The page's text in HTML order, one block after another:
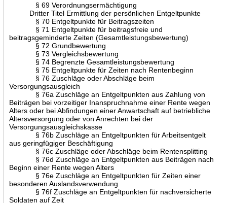
§ 69 Verordnungsermächtigung
Dritter Titel Ermittlung der persönlichen Entgeltpunkte
§ 70 Entgeltpunkte für Beitragszeiten
§ 71 Entgeltpunkte für beitragsfreie und
beitragsgeminderte Zeiten (Gesamtleistungsbewertung)
§ 72 Grundbewertung
§ 73 Vergleichsbewertung
§ 74 Begrenzte Gesamtleistungsbewertung
§ 75 Entgeltpunkte für Zeiten nach Rentenbeginn
§ 76 Zuschläge oder Abschläge beim
Versorgungsausgleich
§ 76a Zuschläge an Entgeltpunkten aus Zahlung von
Beiträgen bei vorzeitiger Inanspruchnahme einer Rente wegen
Alters oder bei Abfindungen einer Anwartschaft auf betriebliche
Altersversorgung oder von Anrechten bei der
Versorgungsausgleichskasse
§ 76b Zuschläge an Entgeltpunkten für Arbeitsentgelt
aus geringfügiger Beschäftigung
§ 76c Zuschläge oder Abschläge beim Rentensplitting
§ 76d Zuschläge an Entgeltpunkten aus Beiträgen nach
Beginn einer Rente wegen Alters
§ 76e Zuschläge an Entgeltpunkten für Zeiten einer
besonderen Auslandsverwendung
§ 76f Zuschläge an Entgeltpunkten für nachversicherte
Soldaten auf Zeit